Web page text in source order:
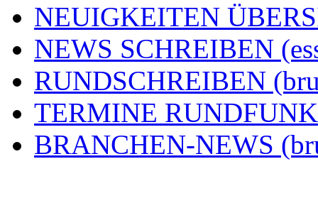
NEUIGKEITEN
NEWS SCHREIBEN
RUNDSCHREIBEN
TERMINE
BRANCHEN-NEWS